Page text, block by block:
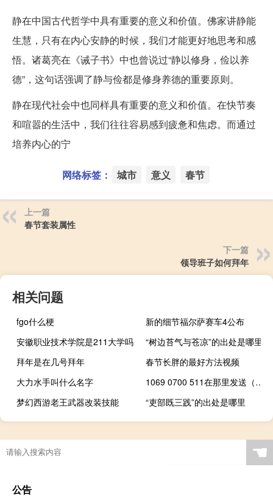
静在中国古代哲学中具有重要的意义和价值。佛家讲静能
生慧，只有在内心安静的时候，我们才能更好地思考和感
悟。诸葛亮在《诫子书》中也曾说过“静以修身，俭以养
德”，这句话强调了静与俭都是修身养德的重要原则。
静在现代社会中也同样具有重要的意义和价值。在快节奏
和喧嚣的生活中，我们往往容易感到疲惫和焦虑。而通过
培养内心的宁
网络标签： 城市 意义 春节
上一篇
春节套装属性
下一篇
领导班子如何拜年
相关问题
fgo什么梗
新的细节福尔萨赛车4公布
安徽职业技术学院是211大学吗
“树边苔气与苍凉”的出处是哪里
拜年是在几号拜年
春节长胖的最好方法视频
大力水手叫什么名字
1069 0700 511在那里发送（1069 0700 511）
梦幻西游老王武器改装技能
“吏部既三践”的出处是哪里
☚
公告